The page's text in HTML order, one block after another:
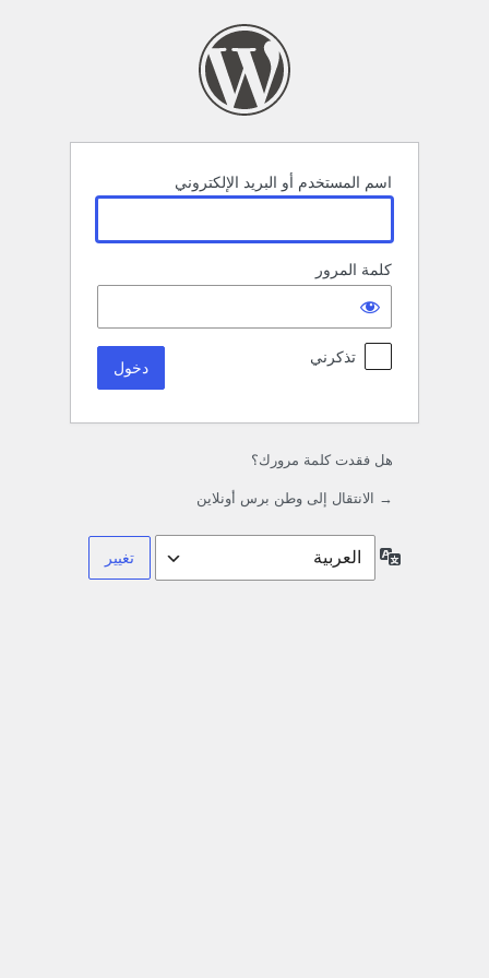
اسم المستخدم أو البريد الإلكتروني
كلمة المرور
تذكرني
هل فقدت كلمة مرورك؟
→ الانتقال إلى وطن برس أونلاين
اللغة